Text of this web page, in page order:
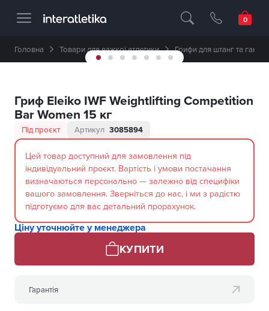
Професійне спортивне обладнання
Головна Товари для важкої атлетики Грифи для штанг та
Гриф Eleiko IWF Weightlifting Competition
Bar Women 15 кг
Під проєкт Артикул 3085894
Цей товар доступний для замовлення під
індивідуальний проєкт. Вартість і умови постачання
визначаються персонально — залежно від специфіки
вашого замовлення. Зверніться до нас, і ми з радістю
підготуємо для вас детальний прорахунок.
Ціну уточнюйте у менеджера
КУПИТИ
Гарантія